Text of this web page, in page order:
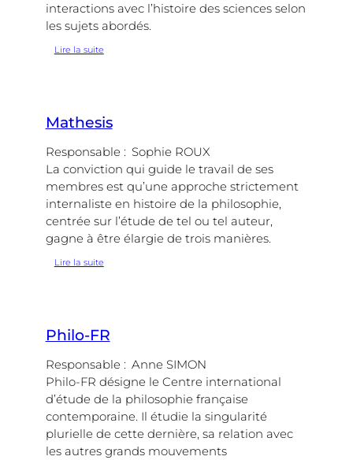
interactions avec l’histoire des sciences selon
les sujets abordés.
Lire la suite:
Mathesis
Responsable : Sophie ROUX
La conviction qui guide le travail de ses
membres est qu’une approche strictement
internaliste en histoire de la philosophie,
centrée sur l’étude de tel ou tel auteur,
gagne à être élargie de trois manières.
Lire la suite:
Philo-FR
Responsable : Anne SIMON
Philo-FR désigne le Centre international
d’étude de la philosophie française
contemporaine. Il étudie la singularité
plurielle de cette dernière, sa relation avec
les autres grands mouvements